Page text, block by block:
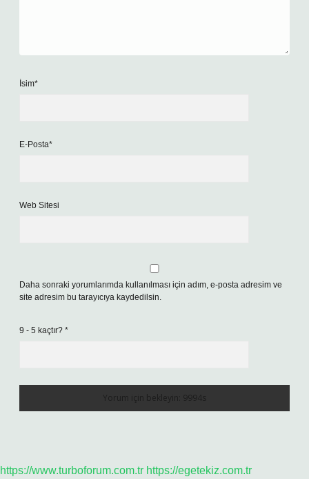
İsim*
E-Posta*
Web Sitesi
Daha sonraki yorumlarımda kullanılması için adım, e-posta adresim ve
site adresim bu tarayıcıya kaydedilsin.
9 - 5 kaçtır? *
https://www.turboforum.com.tr https://egetekiz.com.tr